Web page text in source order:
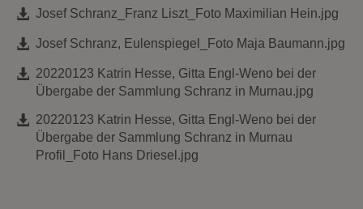
Josef Schranz_Franz Liszt_Foto Maximilian Hein.jpg
Josef Schranz, Eulenspiegel_Foto Maja Baumann.jpg
20220123 Katrin Hesse, Gitta Engl-Weno bei der
Übergabe der Sammlung Schranz in Murnau.jpg
20220123 Katrin Hesse, Gitta Engl-Weno bei der
Übergabe der Sammlung Schranz in Murnau
Profil_Foto Hans Driesel.jpg